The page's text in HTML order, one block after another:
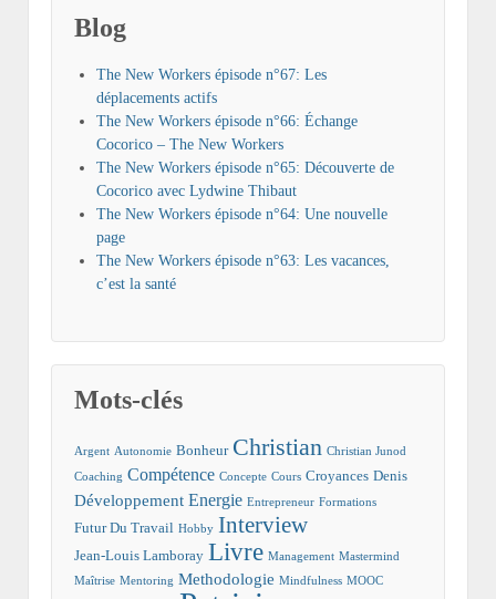
Blog
The New Workers épisode n°67: Les
déplacements actifs
The New Workers épisode n°66: Échange
Cocorico – The New Workers
The New Workers épisode n°65: Découverte de
Cocorico avec Lydwine Thibaut
The New Workers épisode n°64: Une nouvelle
page
The New Workers épisode n°63: Les vacances,
c’est la santé
Mots-clés
Argent Autonomie Bonheur Christian Christian Junod
Coaching Compétence Concepte Cours Croyances Denis
Développement Energie Entrepreneur Formations
Futur Du Travail Hobby Interview
Jean-Louis Lamboray Livre Management Mastermind
Maîtrise Mentoring Methodologie Mindfulness MOOC